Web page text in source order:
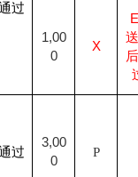
过
1,00
0
X
过
3,00
0
P